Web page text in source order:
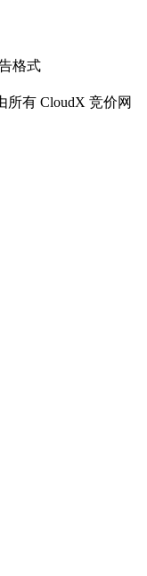
格式
所有 CloudX 竞价网